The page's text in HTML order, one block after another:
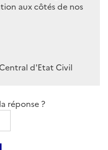
aux côtés de nos
d'Etat Civil
réponse ?